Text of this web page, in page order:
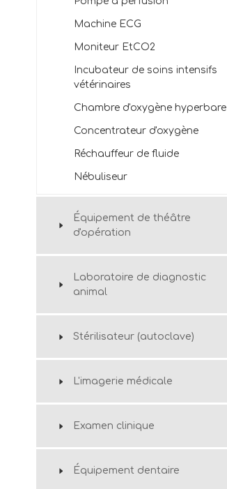
Machine ECG
Moniteur EtCO2
Incubateur de soins intensifs
vétérinaires
Chambre d'oxygène hyperbare
Concentrateur d'oxygène
Réchauffeur de fluide
Nébuliseur
Équipement de théâtre
d'opération
Laboratoire de diagnostic
animal
Stérilisateur (autoclave)
L'imagerie médicale
Examen clinique
Équipement dentaire